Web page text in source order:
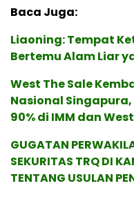
Baca Juga:
Liaoning: Tempat
Bertemu Alam Liar
West The Sale
Nasional
90% di IMM dan
GUGATAN
SEKURITAS TRQ DI
TENTANG USULAN